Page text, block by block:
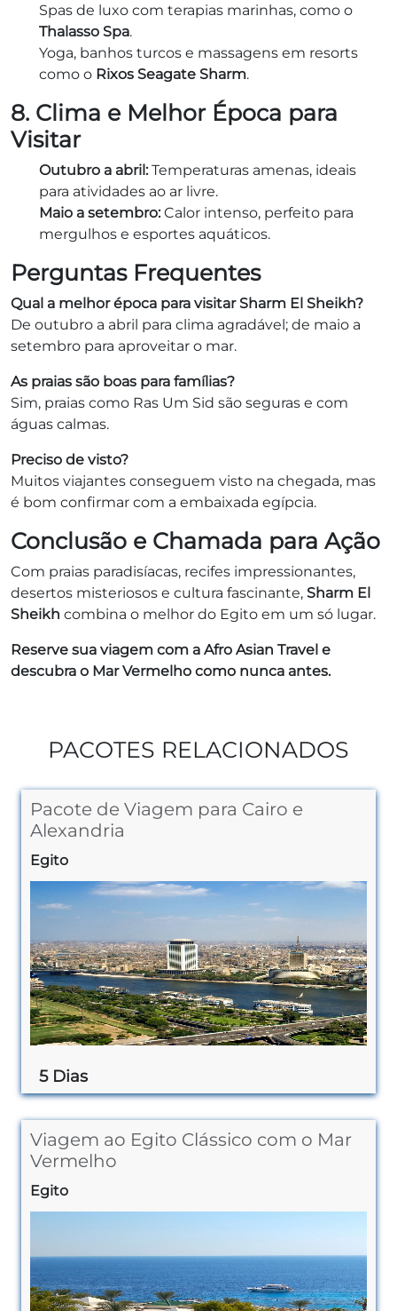
Spas de luxo com terapias marinhas, como o
Thalasso Spa.
Yoga, banhos turcos e massagens em resorts
como o Rixos Seagate Sharm.
8. Clima e Melhor Época para
Visitar
Outubro a abril:Temperaturas amenas, ideais
para atividades ao ar livre.
Maio a setembro:Calor intenso, perfeito para
mergulhos e esportes aquáticos.
Perguntas Frequentes
Qual a melhor época para visitar Sharm El Sheikh?
De outubro a abril para clima agradável; de maio a
setembro para aproveitar o mar.
As praias são boas para famílias?
Sim, praias como Ras Um Sid são seguras e com
águas calmas.
Preciso de visto?
Muitos viajantes conseguem visto na chegada, mas
é bom confirmar com a embaixada egípcia.
Conclusão e Chamada para Ação
Com praias paradisíacas, recifes impressionantes,
desertos misteriosos e cultura fascinante, Sharm El
Sheikh combina o melhor do Egito em um só lugar.
Reserve sua viagem com a Afro Asian Travel e
descubra o Mar Vermelho como nunca antes.
PACOTES RELACIONADOS
Pacote de Viagem para Cairo e
Alexandria
Egito
5 Dias
Viagem ao Egito Clássico com o Mar
Vermelho
Egito